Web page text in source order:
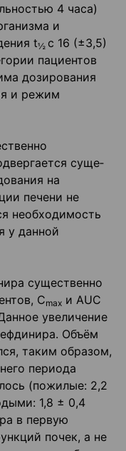
4 часа)
и
t½ с 16 (±3,5)
пациентов
дозирования
и режим
суще­
на
печени не
необходимость
у данной
существенно
Сmах и AUC
увеличение
Объём
таким образом,
периода
(пожилые: 2,2
1,8 ± 0,4
в первую
почек, а не